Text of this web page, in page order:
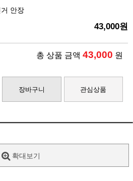
안장
43,000원
총 상품 금액 43,000 원
장바구니 관심상품
확대보기